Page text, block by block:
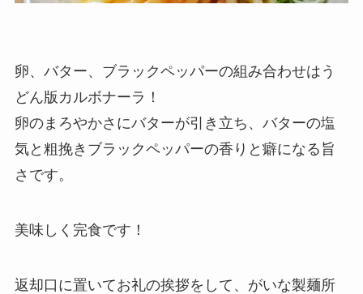
卵、バター、ブラックペッパーの組み合わせはう
どん版カルボナーラ！
卵のまろやかさにバターが引き立ち、バターの塩
気と粗挽きブラックペッパーの香りと癖になる旨
さです。
美味しく完食です！
返却口に置いてお礼の挨拶をして、がいな製麺所